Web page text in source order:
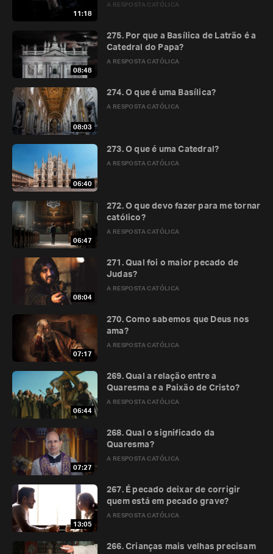
11:18
A RESPOSTA CATÓLICA
08:48
A RESPOSTA CATÓLICA
275. Por que a Basílica de Latrão é a
Catedral do Papa?
08:03
A RESPOSTA CATÓLICA
274. O que é uma Basílica?
06:40
A RESPOSTA CATÓLICA
273. O que é uma Catedral?
06:47
A RESPOSTA CATÓLICA
272. O que devo fazer para me tornar
católico?
08:04
A RESPOSTA CATÓLICA
271. Qual foi o maior pecado de
Judas?
07:17
A RESPOSTA CATÓLICA
270. Como sabemos que Deus nos
ama?
06:44
A RESPOSTA CATÓLICA
269. Qual a relação entre a
Quaresma e a Paixão de Cristo?
07:27
A RESPOSTA CATÓLICA
268. Qual o significado da
Quaresma?
13:05
A RESPOSTA CATÓLICA
267. É pecado deixar de corrigir
quem está em pecado grave?
266. Crianças mais velhas precisam